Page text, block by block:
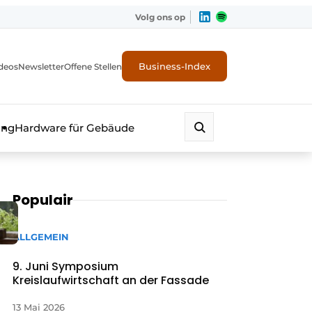
Volg ons op
NewsletterOffene Stellen Business-Index
Hardware für Gebäude
Populair
ALLGEMEIN
9. Juni Symposium
Kreislaufwirtschaft an der Fassade
13 Mai 2026